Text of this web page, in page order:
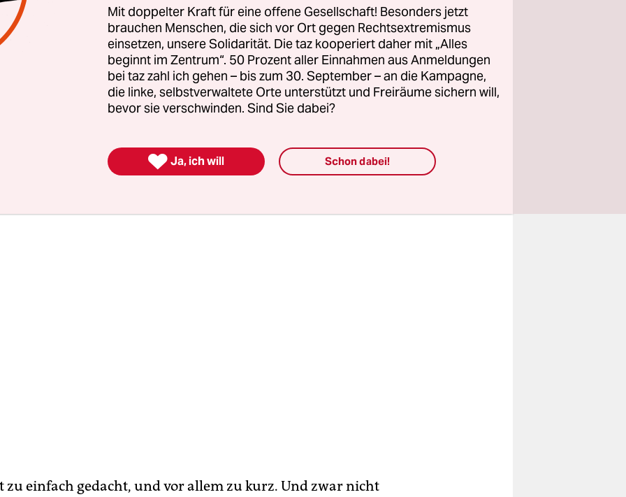
Nie zuvor seit Beginn des syrischen Krieges
auf diese Weise direkt Einrichtungen der syrischen
die es 2013 einen Skandal fanden, dass der damalige
trotz der von ihm selbst gezogenen „roten
bereit war, mag das eine Genugtuung sein. Endlich, werden
weist jemand den Diktator Bashar al-Assad in die
zu einfach gedacht, und vor allem zu kurz. Und zwar nicht
Mit doppelter Kraft für eine offene Gesellschaft! Besonders jetzt
brauchen Menschen, die sich vor Ort gegen Rechtsextremismus
einsetzen, unsere Solidarität. Die taz kooperiert daher mit „Alles
beginnt im Zentrum“. 50 Prozent aller Einnahmen aus Anmeldungen
bei taz zahl ich gehen – bis zum 30. September – an die Kampagne,
die linke, selbstverwaltete Orte unterstützt und Freiräume sichern will,
bevor sie verschwinden. Sind Sie dabei?
 Ja, ich will Schon dabei!